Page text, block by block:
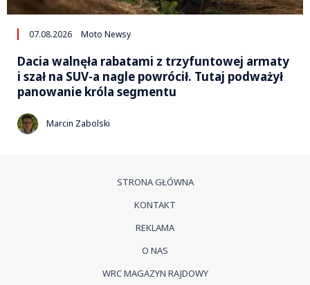
07.08.2026 Moto Newsy
Dacia walnęła rabatami z trzyfuntowej armaty
i szał na SUV-a nagle powrócił. Tutaj podważył
panowanie króla segmentu
Marcin Zabolski
STRONA GŁÓWNA
KONTAKT
REKLAMA
O NAS
WRC MAGAZYN RAJDOWY